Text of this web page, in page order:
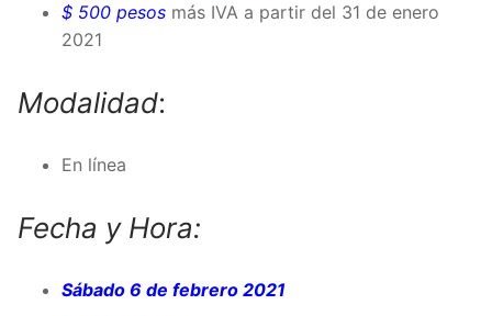
$ 500 pesos más IVA a partir del 31 de enero
2021
Modalidad:
En línea
Fecha y Hora:
Sábado 6 de febrero 2021